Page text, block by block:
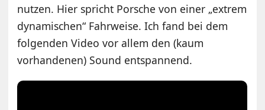
nutzen. Hier spricht Porsche von einer „extrem
dynamischen“ Fahrweise. Ich fand bei dem
folgenden Video vor allem den (kaum
vorhandenen) Sound entspannend.